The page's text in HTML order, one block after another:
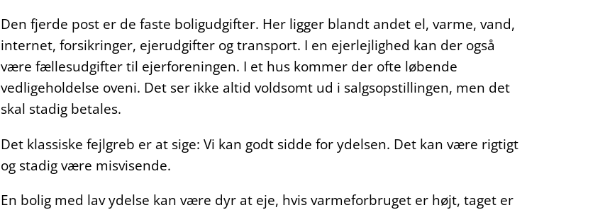
Den fjerde post er de faste boligudgifter. Her ligger blandt andet el, varme, vand,
internet, forsikringer, ejerudgifter og transport. I en ejerlejlighed kan der også
være fællesudgifter til ejerforeningen. I et hus kommer der ofte løbende
vedligeholdelse oveni. Det ser ikke altid voldsomt ud i salgsopstillingen, men det
skal stadig betales.
Det klassiske fejlgreb er at sige: Vi kan godt sidde for ydelsen. Det kan være rigtigt
og stadig være misvisende.
En bolig med lav ydelse kan være dyr at eje, hvis varmeforbruget er højt, taget er